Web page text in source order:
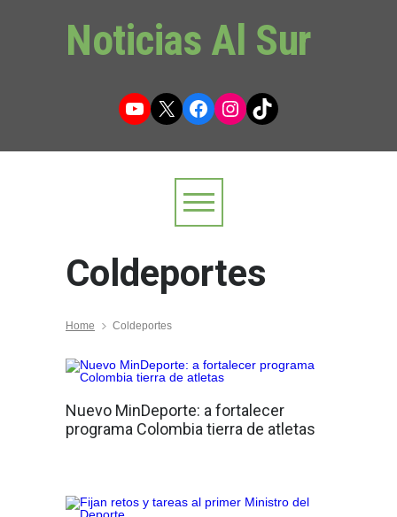
Noticias Al Sur
YouTube
X Facebook
Instagram
TikTok
Coldeportes
Home Coldeportes
Nuevo MinDeporte: a fortalecer
programa Colombia tierra de atletas